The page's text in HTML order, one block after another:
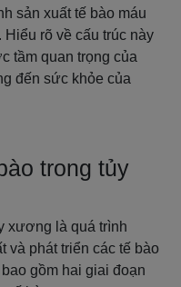
sản xuất tế bào máu
rõ về cấu trúc này
tầm quan trọng của
đến sức khỏe của
trong tủy
xương là quá trình
và phát triển các tế bào
gồm hai giai đoạn